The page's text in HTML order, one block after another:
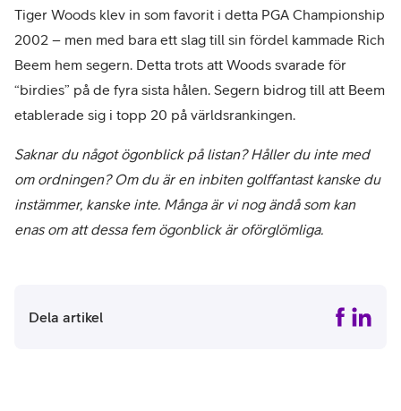
Tiger Woods klev in som favorit i detta PGA Championship
2002 – men med bara ett slag till sin fördel kammade Rich
Beem hem segern. Detta trots att Woods svarade för
“birdies” på de fyra sista hålen. Segern bidrog till att Beem
etablerade sig i topp 20 på världsrankingen.
Saknar du något ögonblick på listan? Håller du inte med
om ordningen? Om du är en inbiten golffantast kanske du
instämmer, kanske inte. Många är vi nog ändå som kan
enas om att dessa fem ögonblick är oförglömliga.
Dela artikel